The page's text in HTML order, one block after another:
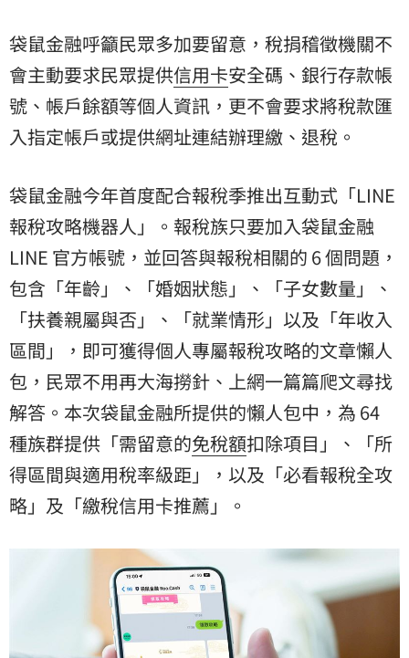
袋鼠金融呼籲民眾多加要留意，稅捐稽徵機關不
會主動要求民眾提供信用卡安全碼、銀行存款帳
號、帳戶餘額等個人資訊，更不會要求將稅款匯
入指定帳戶或提供網址連結辦理繳、退稅。
袋鼠金融今年首度配合報稅季推出互動式「LINE
報稅攻略機器人」。報稅族只要加入袋鼠金融
LINE 官方帳號，並回答與報稅相關的 6 個問題，
包含「年齡」、「婚姻狀態」、「子女數量」、
「扶養親屬與否」、「就業情形」以及「年收入
區間」，即可獲得個人專屬報稅攻略的文章懶人
包 ，民眾不用再大海撈針、上網一篇篇爬文尋找
解答。本次袋鼠金融所提供的懶人包中，為 64
種族群提供「需留意的免稅額扣除項目」、「所
得區間與適用稅率級距」，以及「必看報稅全攻
略」及「繳稅信用卡推薦」。